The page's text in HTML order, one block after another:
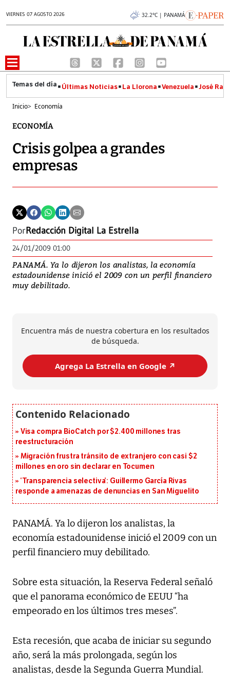
VIERNES 07 AGOSTO 2026 32.2°C | PANAMÁ
Últimas Noticias La Llorona Venezuela José
Inicio> Economía
ECONOMÍA
Crisis golpea a grandes
empresas
PorRedacción Digital La Estrella
24/01/2009 01:00
PANAMÁ. Ya lo dijeron los analistas, la economía
estadounidense inició el 2009 con un perfil financiero
muy debilitado.
Encuentra más de nuestra cobertura en los resultados
de búsqueda.
Agrega La Estrella en Google ↗️
Visa compra BioCatch por $2.400 millones tras
reestructuración
Migración frustra tránsito de extranjero con casi $2
millones en oro sin declarar en Tocumen
‘Transparencia selectiva’: Guillermo García Rivas
responde a amenazas de denuncias en San Miguelito
PANAMÁ. Ya lo dijeron los analistas, la
economía estadounidense inició el 2009 con un
perfil financiero muy debilitado.
Sobre esta situación, la Reserva Federal señaló
que el panorama económico de EEUU “ha
empeorado en los últimos tres meses”.
Esta recesión, que acaba de iniciar su segundo
año, será la más prolongada, según los
analistas, desde la Segunda Guerra Mundial.